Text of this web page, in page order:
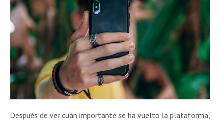
Después de ver cuán importante se ha vuelto la plataforma,